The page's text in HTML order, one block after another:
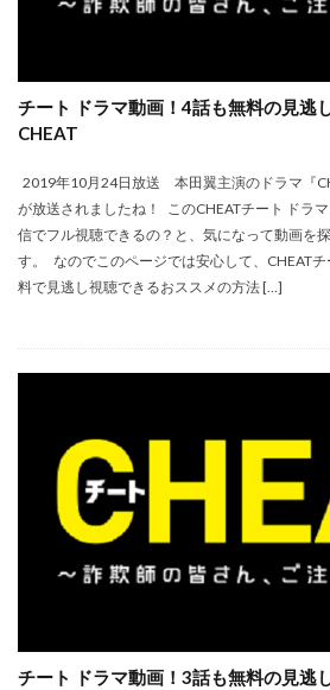
チート ドラマ動画！4話も無料の見逃
CHEAT
2019年10月24日放送 本田翼主演のドラマ『
が放送されましたね！ このCHEATチート ドラ
信でフル視聴できるの？と、気になって動画を
す。 なのでこのページでは安心して、CHEATチ
料で見逃し視聴できるおススメの方法 […]
チート ドラマ動画！3話も無料の見逃